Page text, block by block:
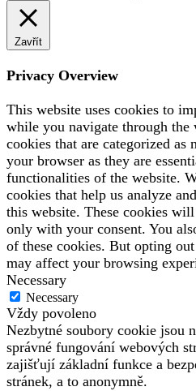
Zavřít
Privacy Overview
This website uses cookies to
while you navigate through the
cookies that are categorized as
your browser as they are
functionalities of the website.
cookies that help us analyze
this website. These cookies
only with your consent. You
of these cookies. But opting
may affect your browsing
Necessary
Necessary
Vždy povoleno
Nezbytné soubory cookie jsou
správné fungování webových
zajišťují základní funkce a
stránek, a to anonymně.